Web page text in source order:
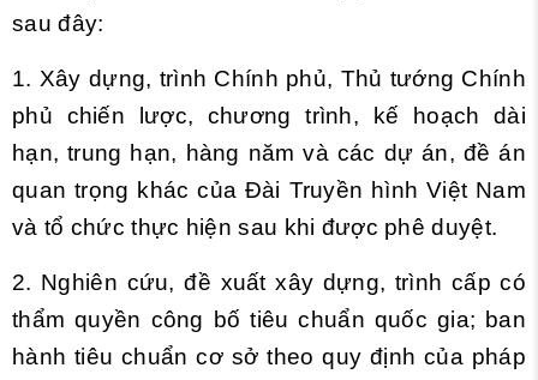
sau đây:
1. Xây dựng, trình Chính phủ, Thủ tướng Chính
phủ chiến lược, chương trình, kế hoạch dài
hạn, trung hạn, hàng năm và các dự án, đề án
quan trọng khác của Đài Truyền hình Việt Nam
và tổ chức thực hiện sau khi được phê duyệt.
2. Nghiên cứu, đề xuất xây dựng, trình cấp có
thẩm quyền công bố tiêu chuẩn quốc gia; ban
hành tiêu chuẩn cơ sở theo quy định của pháp